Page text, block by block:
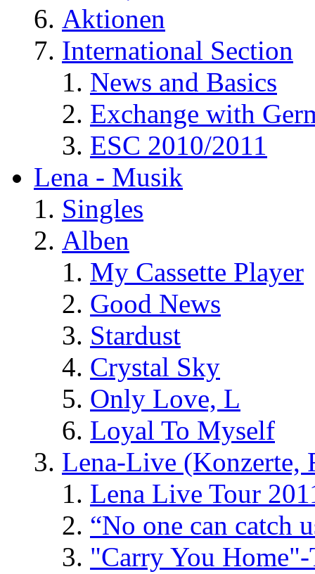
Aktionen
International Section
News and Basics
Exchange with
ESC 2010/2011
Lena - Musik
Singles
Alben
My Cassette Player
Good News
Stardust
Crystal Sky
Only Love, L
Loyal To Myself
Lena-Live (Konzerte,
Lena Live Tour
“No one can catch
"Carry You